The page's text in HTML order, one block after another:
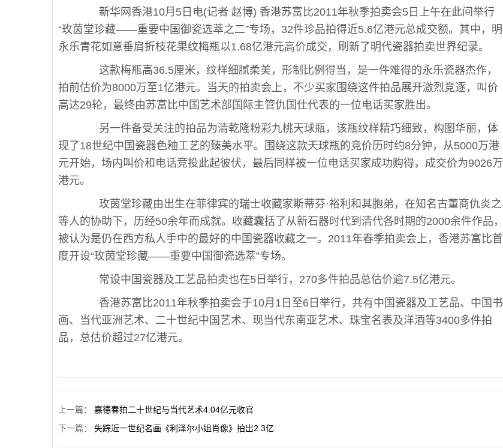
新华网香港10月5日电(记者 赵博) 香港苏富比2011年秋季拍卖会5日上午在此间举行
“玫茵堂珍藏——重要中国御瓷选萃之二”专场，32件珍品拍得近5.6亿港元总成交额。其中，明
永乐青花如意垂肩折枝花果纹梅瓶以1.68亿港元高价成交，刷新了明代瓷器拍卖世界纪录。
这款梅瓶高36.5厘米，纹样细腻柔美，形制比例得当，是一件难得的永乐瓷器杰作，
拍前估价为8000万至1亿港元。当天的拍卖会上，不少买家围绕这件拍品展开激烈竞逐，叫价
高达29轮，最终由苏富比中国艺术部国际主管仇国仕代表的一位电话买家胜出。
另一件备受关注的拍品为清乾隆粉彩九桃天球瓶，该瓶纹样精巧细致，构图华丽，体
现了18世纪中国瓷器色釉工艺的臻美水平。围绕这款天球瓶的竞价历时约8分钟，从5000万港
元开始，场内叫价和电话竞投此起彼伏，最后同样被一位电话买家成功购得，成交价为9026万
港元。
玫茵堂珍藏由出生在菲律宾的瑞士收藏家斯蒂芬·裕利和其胞弟，在知名古董商仇炎之
等人的协助下，历经50余年而成就。收藏囊括了从新石器时代到清代各时期的2000余件作品，
被认为是仍在西方私人手中的最好的中国瓷器收藏之一。2011年春季拍卖会上，香港苏富比首
度开设“玫茵堂珍藏——重要中国御瓷选萃”专场。
常设中国瓷器及工艺品拍卖也在5日举行，270多件拍品总估价逾7.5亿港元。
香港苏富比2011年秋季拍卖会于10月1日至6日举行，共有中国瓷器及工艺品、中国书
画、当代亚洲艺术、二十世纪中国艺术、现当代东南亚艺术、珠宝名表及洋酒等3400多件拍
品，总估价超过27亿港元。
上一篇： 嘉德春拍二十世纪与当代艺术4.04亿元收官
下一篇： 失踪近一世纪名画《利泽尔小姐肖像》拍出2.3亿